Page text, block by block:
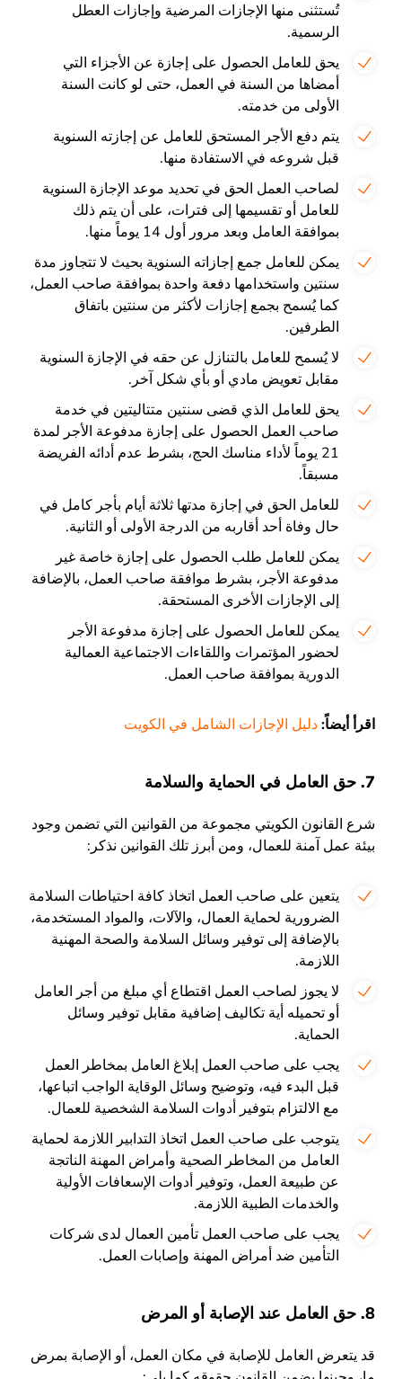
تُستثنى منها الإجازات المرضية وإجازات العطل
الرسمية.
يحق للعامل الحصول على إجازة عن الأجزاء التي
أمضاها من السنة في العمل، حتى لو كانت السنة
الأولى من خدمته.
يتم دفع الأجر المستحق للعامل عن إجازته السنوية
قبل شروعه في الاستفادة منها.
لصاحب العمل الحق في تحديد موعد الإجازة السنوية
للعامل أو تقسيمها إلى فترات، على أن يتم ذلك
بموافقة العامل وبعد مرور أول 14 يوماً منها.
يمكن للعامل جمع إجازاته السنوية بحيث لا تتجاوز مدة
سنتين واستخدامها دفعة واحدة بموافقة صاحب العمل،
كما يُسمح بجمع إجازات لأكثر من سنتين باتفاق
الطرفين.
لا يُسمح للعامل بالتنازل عن حقه في الإجازة السنوية
مقابل تعويض مادي أو بأي شكل آخر.
يحق للعامل الذي قضى سنتين متتاليتين في خدمة
صاحب العمل الحصول على إجازة مدفوعة الأجر لمدة
21 يوماً لأداء مناسك الحج، بشرط عدم أدائه الفريضة
مسبقاً.
للعامل الحق في إجازة مدتها ثلاثة أيام بأجر كامل في
حال وفاة أحد أقاربه من الدرجة الأولى أو الثانية.
يمكن للعامل طلب الحصول على إجازة خاصة غير
مدفوعة الأجر، بشرط موافقة صاحب العمل، بالإضافة
إلى الإجازات الأخرى المستحقة.
يمكن للعامل الحصول على إجازة مدفوعة الأجر
لحضور المؤتمرات واللقاءات الاجتماعية العمالية
الدورية بموافقة صاحب العمل.
اقرأ أيضاً:دليل الإجازات الشامل في الكويت
7. حق العامل في الحماية والسلامة
شرع القانون الكويتي مجموعة من القوانين التي تضمن وجود
بيئة عمل آمنة للعمال، ومن أبرز تلك القوانين نذكر:
يتعين على صاحب العمل اتخاذ كافة احتياطات السلامة
الضرورية لحماية العمال، والآلات، والمواد المستخدمة،
بالإضافة إلى توفير وسائل السلامة والصحة المهنية
اللازمة.
لا يجوز لصاحب العمل اقتطاع أي مبلغ من أجر العامل
أو تحميله أية تكاليف إضافية مقابل توفير وسائل
الحماية.
يجب على صاحب العمل إبلاغ العامل بمخاطر العمل
قبل البدء فيه، وتوضيح وسائل الوقاية الواجب اتباعها،
مع الالتزام بتوفير أدوات السلامة الشخصية للعمال.
يتوجب على صاحب العمل اتخاذ التدابير اللازمة لحماية
العامل من المخاطر الصحية وأمراض المهنة الناتجة
عن طبيعة العمل، وتوفير أدوات الإسعافات الأولية
والخدمات الطبية اللازمة.
يجب على صاحب العمل تأمين العمال لدى شركات
التأمين ضد أمراض المهنة وإصابات العمل.
8. حق العامل عند الإصابة أو المرض
قد يتعرض العامل للإصابة في مكان العمل، أو الإصابة بمرض